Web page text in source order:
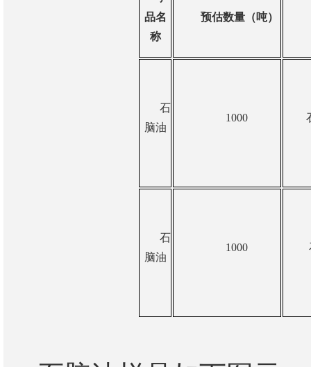
品名
称
预估数量（吨）
石
脑油
1000
石
脑油
1000